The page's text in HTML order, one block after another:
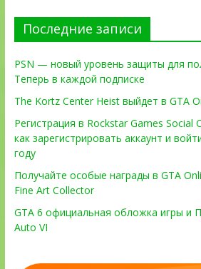
Последние записи
PSN — новый уровень защиты для
Теперь в каждой подписке
The Kortz Center Heist выйдет в GTA
Регистрация в Rockstar Games Social
как зарегистрировать аккаунт и
году
Получайте особые награды в GTA
Fine Art Collector
GTA 6 официальная обложка игры и
Auto VI